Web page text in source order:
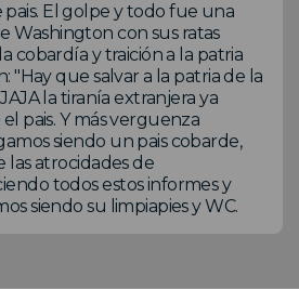
El golpe y todo fue una
Washington con sus ratas
cobardía y traición a la patria
"Hay que salvar a la patria de la
la tiranía extranjera ya
pais. Y más verguenza
siendo un pais cobarde,
las atrocidades de
todos estos informes y
siendo su limpiapies y WC.